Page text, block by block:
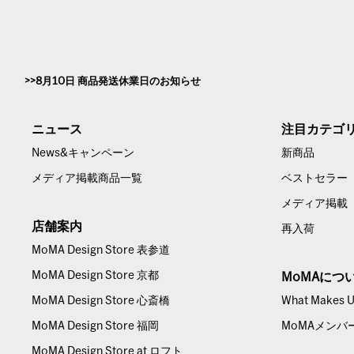
8月10日 商品発送休業日のお知らせ
ニュース
News&キャンペーン
メディア掲載商品一覧
店舗案内
MoMA Design Store 表参道
MoMA Design Store 京都
MoMA Design Store 心斎橋
MoMA Design Store 福岡
MoMA Design Store at ロフト
注目カテゴ
新商品
ベストセラー
メディア掲載
再入荷
MoMAにつ
What Makes
MoMAメンバ